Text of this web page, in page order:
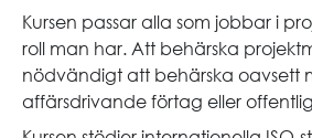
Kursen passar alla som jobbar i
roll man har. Att behärska
nödvändigt att behärska oavsett
affärsdrivande förtag eller